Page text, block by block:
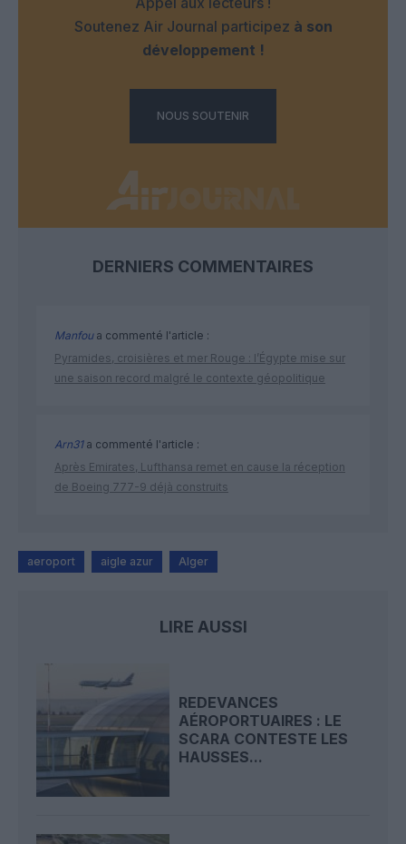
Soutenez Air Journal participez à son
développement !
NOUS SOUTENIR
DERNIERS COMMENTAIRES
Manfoua commenté l'article :
Pyramides, croisières et mer Rouge : l’Égypte mise sur
une saison record malgré le contexte géopolitique
Arn31a commenté l'article :
Après Emirates, Lufthansa remet en cause la réception
de Boeing 777-9 déjà construits
aeroport aigle azur Alger
LIRE AUSSI
REDEVANCES
AÉROPORTUAIRES : LE
SCARA CONTESTE LES
HAUSSES...